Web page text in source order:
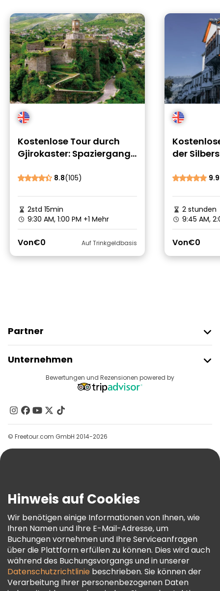
Kostenlose Tour durch
Gjirokaster: Spaziergang
verborgene Geschichten
8.8(105)
2std 15min
9:30 AM, 1:00 PM +1 Mehr
Von€0 Auf Trinkgeldbasis
der
9.9
2 stunden
9:45 AM,
Von€0
Partner
Anbieter-Anmeldung
Affiliate-Programm
Unternehmen
Reiseziele
Kontakt
Gruppen
Hilfe
AGB Und Rechtliches
Cookie-Richtlinie
Freetour Auszeichnungen
Treueprogramm
Bewertungen und Rezensionen powered by
© Freetour.com GmbH 2014-2026
Hinweis auf Cookies
Wir benötigen einige Informationen von Ihnen, wie
Ihren Namen und Ihre E-Mail-Adresse, um
Buchungen vornehmen und Ihre Serviceanfragen
über die Plattform erfüllen zu können. Dies wird auch
während des Buchungsvorgangs und in unserer
Datenschutzrichtlinie beschrieben. Sie können der
Verarbeitung Ihrer personenbezogenen Daten